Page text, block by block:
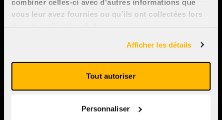
combiner celles-ci avec d'autres informations que
vous leur avez fournies ou qu'ils ont collectées lors
Afficher les détails
Tout autoriser
Personnaliser
Demande de
réservation